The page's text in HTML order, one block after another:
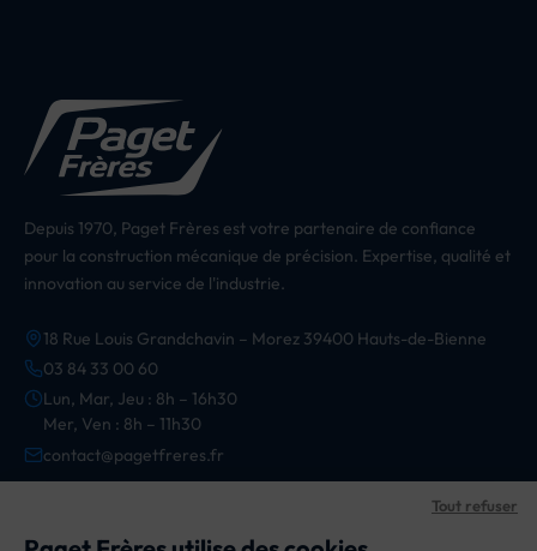
Tout refuser
Depuis 1970, Paget Frères est votre partenaire de confiance
pour la construction mécanique de précision. Expertise, qualité et
innovation au service de l'industrie.
18 Rue Louis Grandchavin – Morez 39400 Hauts-de-Bienne
03 84 33 00 60
Lun, Mar, Jeu : 8h – 16h30
Mer, Ven : 8h – 11h30
contact@pagetfreres.fr
CATÉGORIES